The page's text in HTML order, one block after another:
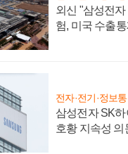
외신 "삼성전
험, 미국 수출
전자·전기·정보
삼성전자 SK
호황 지속성 의